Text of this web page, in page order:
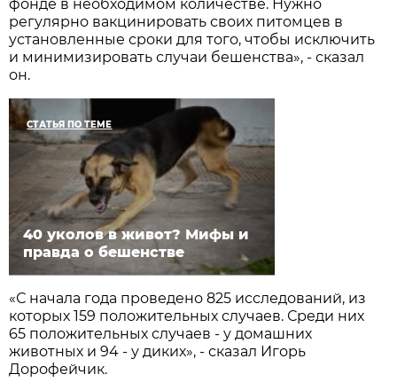
фонде в необходимом количестве. Нужно
регулярно вакцинировать своих питомцев в
установленные сроки для того, чтобы исключить
и минимизировать случаи бешенства», - сказал
он.
СТАТЬЯ ПО ТЕМЕ
40 уколов в живот? Мифы и
правда о бешенстве
«С начала года проведено 825 исследований, из
которых 159 положительных случаев. Среди них
65 положительных случаев - у домашних
животных и 94 - у диких», - сказал Игорь
Дорофейчик.